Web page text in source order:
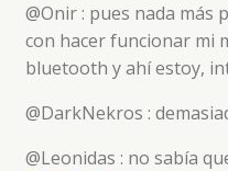
@Onir : pues nada más
con hacer funcionar mi
bluetooth y ahí estoy,
@DarkNekros :
@Leonidas : no sabía